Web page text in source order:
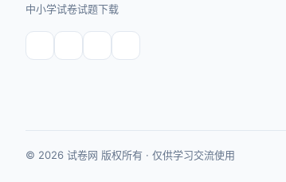
中小学试卷试题下载
© 2026 试卷网 版权所有 · 仅供学习交流使用